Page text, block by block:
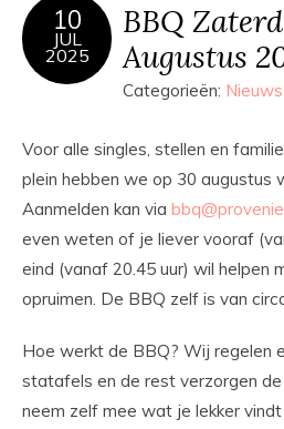
10
JUL
2025
BBQ
Augustus
Categorieën: Nieuws
Voor alle singles, stellen en
plein hebben we op 30 augustus
Aanmelden kan via
even weten of je liever vooraf
eind (vanaf 20.45 uur) wil helpen
opruimen. De BBQ zelf is van
Hoe werkt de BBQ? Wij regelen
statafels en de rest verzorgen
neem zelf mee wat je lekker